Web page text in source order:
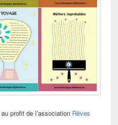
au profit de l’association Rêves